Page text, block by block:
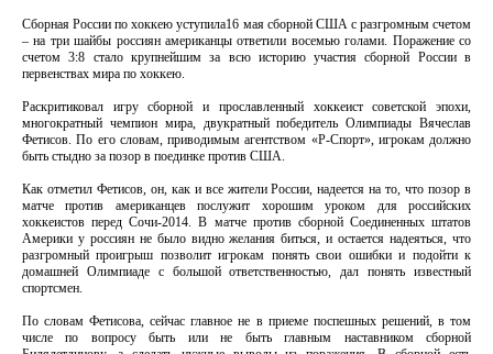
Сборная России по хоккею уступила16 мая сборной США с разгромным счетом
– на три шайбы россиян американцы ответили восемью голами. Поражение со
счетом 3:8 стало крупнейшим за всю историю участия сборной России в
первенствах мира по хоккею.
Раскритиковал игру сборной и прославленный хоккеист советской эпохи,
многократный чемпион мира, двукратный победитель Олимпиады Вячеслав
Фетисов. По его словам, приводимым агентством «Р-Спорт», игрокам должно
быть стыдно за позор в поединке против США.
Как отметил Фетисов, он, как и все жители России, надеется на то, что позор в
матче против американцев послужит хорошим уроком для российских
хоккеистов перед Сочи-2014. В матче против сборной Соединенных штатов
Америки у россиян не было видно желания биться, и остается надеяться, что
разгромный проигрыш позволит игрокам понять свои ошибки и подойти к
домашней Олимпиаде с большой ответственностью, дал понять известный
спортсмен.
По словам Фетисова, сейчас главное не в приеме поспешных решений, в том
числе по вопросу быть или не быть главным наставником сборной